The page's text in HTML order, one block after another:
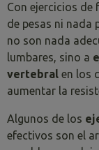
Con ejercicios de
de pesas ni nada
no son nada
lumbares, sino a
vertebral en los
aumentar la
Algunos de los
efectivos son el